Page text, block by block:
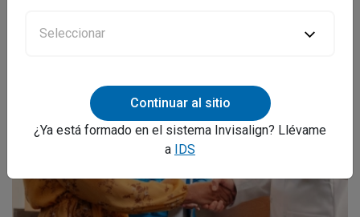
Continuar al sitio
¿Ya está formado en el sistema Invisalign? Llévame
a IDS